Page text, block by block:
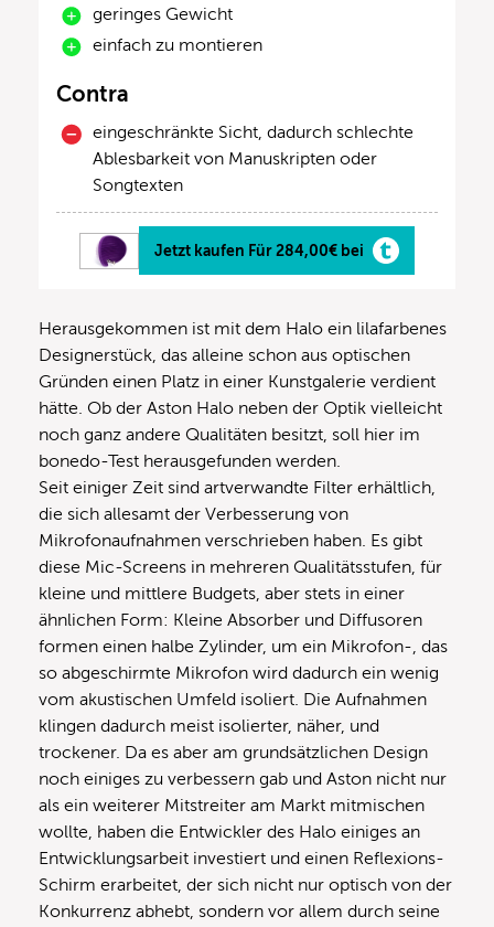
geringes Gewicht
einfach zu montieren
Contra
eingeschränkte Sicht, dadurch schlechte
Ablesbarkeit von Manuskripten oder
Songtexten
Jetzt kaufen Für 284,00€ bei
Herausgekommen ist mit dem Halo ein lilafarbenes
Designerstück, das alleine schon aus optischen
Gründen einen Platz in einer Kunstgalerie verdient
hätte. Ob der Aston Halo neben der Optik vielleicht
noch ganz andere Qualitäten besitzt, soll hier im
bonedo-Test herausgefunden werden.
Seit einiger Zeit sind artverwandte Filter erhältlich,
die sich allesamt der Verbesserung von
Mikrofonaufnahmen verschrieben haben. Es gibt
diese Mic-Screens in mehreren Qualitätsstufen, für
kleine und mittlere Budgets, aber stets in einer
ähnlichen Form: Kleine Absorber und Diffusoren
formen einen halbe Zylinder, um ein Mikrofon-, das
so abgeschirmte Mikrofon wird dadurch ein wenig
vom akustischen Umfeld isoliert. Die Aufnahmen
klingen dadurch meist isolierter, näher, und
trockener. Da es aber am grundsätzlichen Design
noch einiges zu verbessern gab und Aston nicht nur
als ein weiterer Mitstreiter am Markt mitmischen
wollte, haben die Entwickler des Halo einiges an
Entwicklungsarbeit investiert und einen Reflexions-
Schirm erarbeitet, der sich nicht nur optisch von der
Konkurrenz abhebt, sondern vor allem durch seine